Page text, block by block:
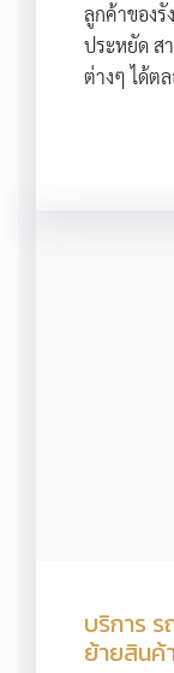
ลูกค้าของรั
ประหยัด ส
ต่างๆ ได้ต
บริการ
ย้ายสินค้